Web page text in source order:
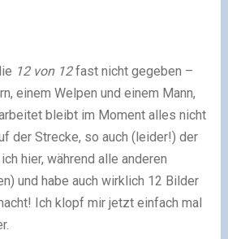
12 von 12fast nicht gegeben –
einem Welpen und einem Mann,
bleibt im Moment alles nicht
der Strecke, so auch (leider!) der
hier, während alle anderen
und habe auch wirklich 12 Bilder
Ich klopf mir jetzt einfach mal